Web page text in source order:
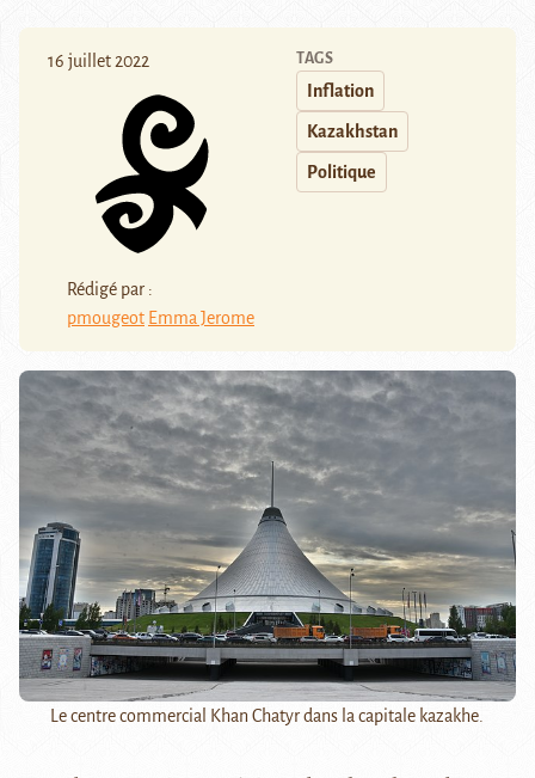
16 juillet 2022
Rédigé par :
pmougeot Emma Jerome
TAGS
Inflation
Kazakhstan
Politique
Le centre commercial Khan Chatyr dans la capitale kazakhe.